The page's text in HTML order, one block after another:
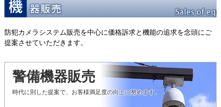
防犯カメラシステム販売を中心に価格訴求と機能の追求を念頭にご
提案させていただきます。
警備機器販売
時代に則した提案で、お客様満足度の向上に努めます。